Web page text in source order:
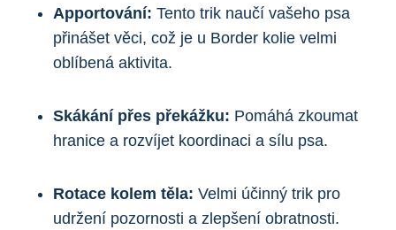
Apportování: Tento trik naučí vašeho psa
přinášet věci, což je u Border kolie velmi
oblíbená aktivita.
Skákání přes překážku: Pomáhá zkoumat
hranice a rozvíjet koordinaci a sílu psa.
Rotace kolem těla: Velmi účinný trik pro
udržení pozornosti a zlepšení obratnosti.